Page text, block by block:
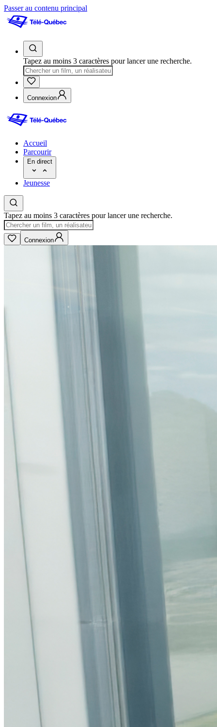
Passer au contenu principal
Tapez au moins 3 caractères pour lancer une recherche.
Connexion
Accueil
Parcourir
En direct
Jeunesse
Tapez au moins 3 caractères pour lancer une recherche.
Connexion